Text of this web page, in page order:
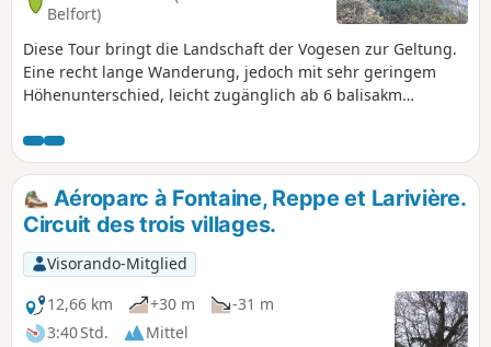
Belfort)
Diese Tour bringt die Landschaft der Vogesen zur Geltung.
Eine recht lange Wanderung, jedoch mit sehr geringem
Höhenunterschied, leicht zugänglich ab 6 balisakm
Vogesen, ohne dass man hinaufsteigen muss. Sie lässt sich
leicht in zwei Abschnitte unterteilen, wenn Sie die Strecke
verkürzen möchten. Die Wanderung ist markiert.
Aéroparc à Fontaine, Reppe et Larivière.
Circuit des trois villages.
Visorando-Mitglied
12,66 km
+30 m
-31 m
3:40 Std.
Mittel